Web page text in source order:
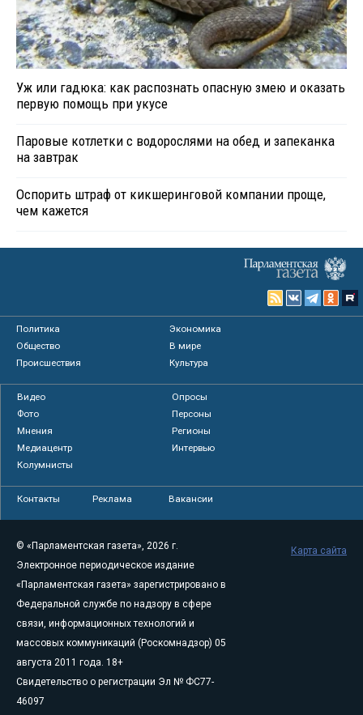
Уж или гадюка: как распознать опасную змею и оказать
первую помощь при укусе
Паровые котлетки с водорослями на обед и запеканка
на завтрак
Оспорить штраф от кикшеринговой компании проще,
чем кажется
Политика
Экономика
Общество
В мире
Происшествия
Культура
Видео
Опросы
Фото
Персоны
Мнения
Регионы
Медиацентр
Интервью
Колумнисты
Контакты Реклама Вакансии
© «Парламентская газета», 2026 г.
Электронное периодическое издание
«Парламентская газета» зарегистрировано в
Федеральной службе по надзору в сфере
связи, информационных технологий и
массовых коммуникаций (Роскомнадзор) 05
августа 2011 года. 18+
Свидетельство о регистрации Эл № ФС77-
46097
Карта сайта